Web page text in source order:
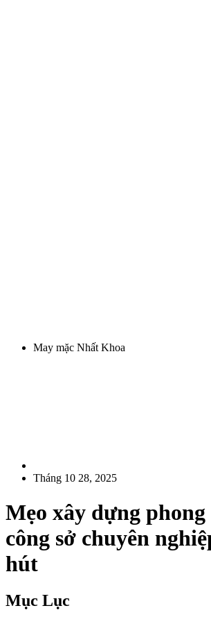
May mặc Nhất Khoa
Tháng 10 28, 2025
Mẹo xây dựng phong
công sở chuyên
hút
Mục Lục